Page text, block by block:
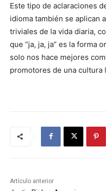
Este tipo de aclaraciones
idioma también se aplican
triviales de la vida diaria,
que “ja, ja, ja” es la forma
solo nos hace mejores
promotores de una cultura
Artículo anterior